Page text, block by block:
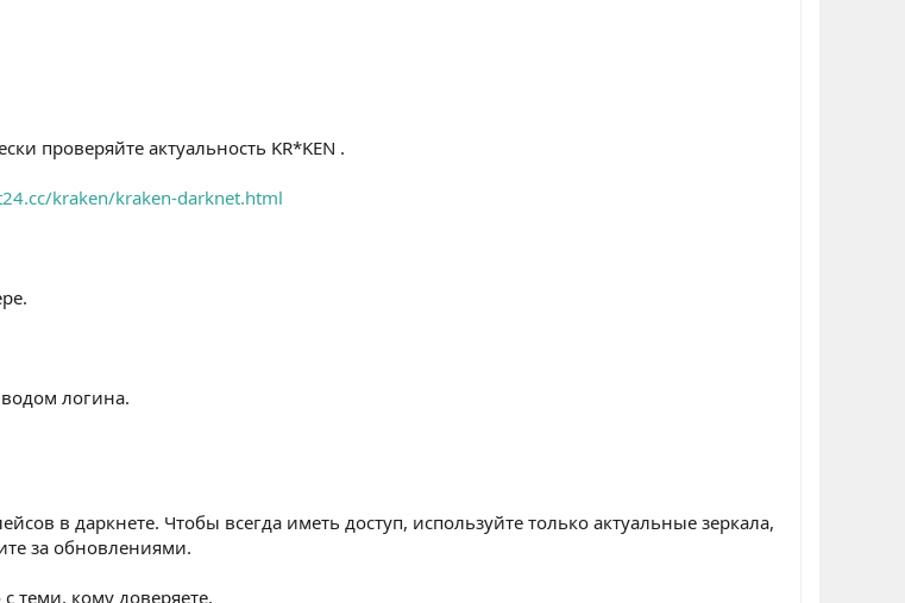
проверяйте актуальность KR*KEN .
kraken/kraken-darknet.html
логина.
в даркнете. Чтобы всегда иметь доступ, используйте только актуальные зеркала,
за обновлениями.
теми, кому доверяете.